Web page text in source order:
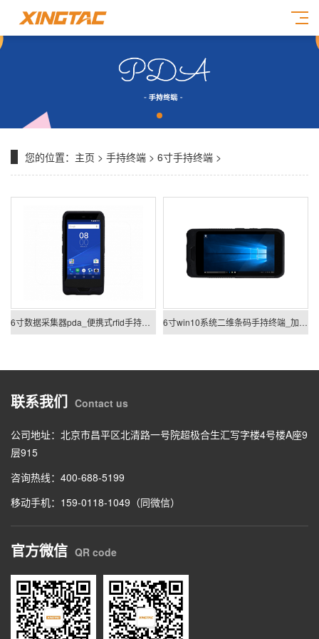
您的位置： 主页 > 手持终端 > 6寸手持终端 >
6寸数据采集器pda_便携式rfid手持终端 6寸win10系统二维条码手持终端_加固手持终端pda
联系我们 Contact us
公司地址：北京市昌平区北清路一号院超极合生汇写字楼4号楼A座9
层915
咨询热线：400-688-5199
移动手机：159-0118-1049（同微信）
官方微信 QR code